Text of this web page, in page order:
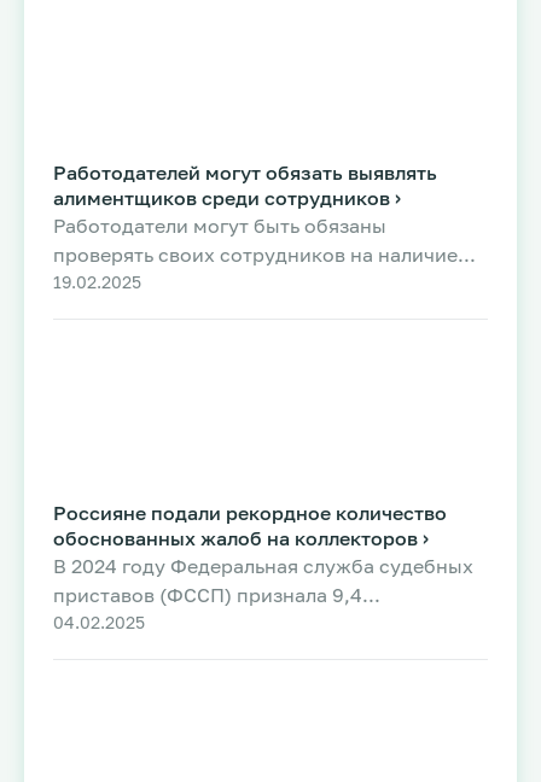
Работодателей могут обязать выявлять
алиментщиков среди сотрудников ›
Работодатели могут быть обязаны
проверять своих сотрудников на наличие...
19.02.2025
Россияне подали рекордное количество
обоснованных жалоб на коллекторов ›
В 2024 году Федеральная служба судебных
приставов (ФССП) признала 9,4...
04.02.2025